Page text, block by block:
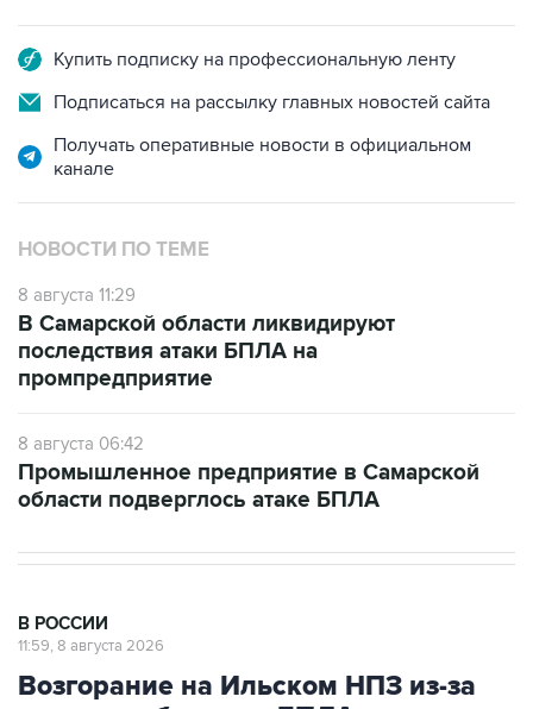
Купить подписку на профессиональную ленту
Подписаться на рассылку главных новостей сайта
Получать оперативные новости в официальном
канале
НОВОСТИ ПО ТЕМЕ
8 августа 11:29
В Самарской области ликвидируют
последствия атаки БПЛА на
промпредприятие
8 августа 06:42
Промышленное предприятие в Самарской
области подверглось атаке БПЛА
В РОССИИ
11:59, 8 августа 2026
Возгорание на Ильском НПЗ из-за